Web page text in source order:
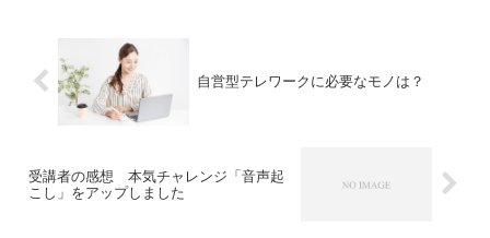
自営型テレワークに必要なモノは？
受講者の感想 本気チャレンジ「音声起
こし」をアップしました